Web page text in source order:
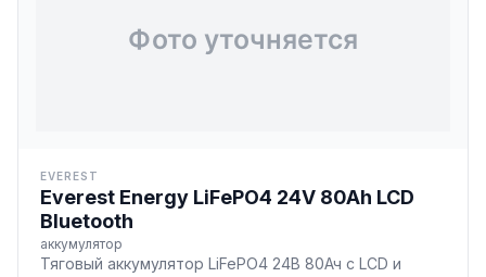
EVEREST
Everest Energy LiFePO4 24V 80Ah LCD
Bluetooth
аккумулятор
Тяговый аккумулятор LiFePO4 24В 80Ач с LCD и